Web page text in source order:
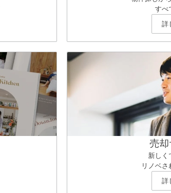
すべ
詳
売
新しく
リノベ
詳